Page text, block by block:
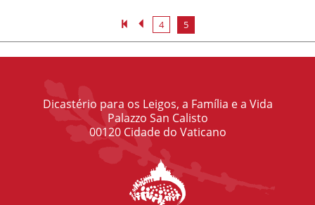
4 5
Dicastério para os Leigos, a Família e a Vida
Palazzo San Calisto
00120 Cidade do Vaticano